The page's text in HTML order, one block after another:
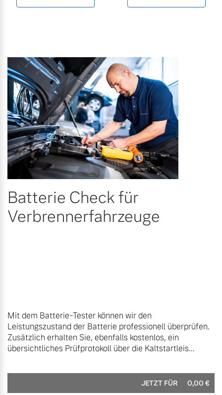
Batterie Check für
Verbrennerfahrzeuge
Mit dem Batterie-Tester können wir den
Leistungszustand der Batterie professionell überprüfen.
Zusätzlich erhalten Sie, ebenfalls kostenlos, ein
übersichtliches Prüfprotokoll über die Kaltstartleis...
JETZT FÜR 0,00 €